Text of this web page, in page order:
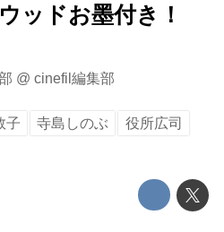
ッドお墨付き！
@ cinefil編集部
子 寺島しのぶ
役所広司